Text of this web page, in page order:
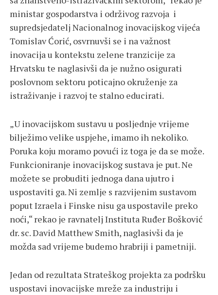
ministar gospodarstva i održivog razvoja i
supredsjedatelj Nacionalnog inovacijskog vijeća
Tomislav Ćorić, osvrnuvši se i na važnost
inovacija u kontekstu zelene tranzicije za
Hrvatsku te naglasivši da je nužno osigurati
poslovnom sektoru poticajno okruženje za
istraživanje i razvoj te stalno educirati.
„U inovacijskom sustavu u posljednje vrijeme
bilježimo velike uspjehe, imamo ih nekoliko.
Poruka koju moramo povući iz toga je da se može.
Funkcioniranje inovacijskog sustava je put. Ne
možete se probuditi jednoga dana ujutro i
uspostaviti ga. Ni zemlje s razvijenim sustavom
poput Izraela i Finske nisu ga uspostavile preko
noći,“ rekao je ravnatelj Instituta Ruđer Bošković
dr. sc. David Matthew Smith, naglasivši da je
možda sad vrijeme budemo hrabriji i pametniji.
Jedan od rezultata Strateškog projekta za podršku
uspostavi inovacijske mreže za industriju i